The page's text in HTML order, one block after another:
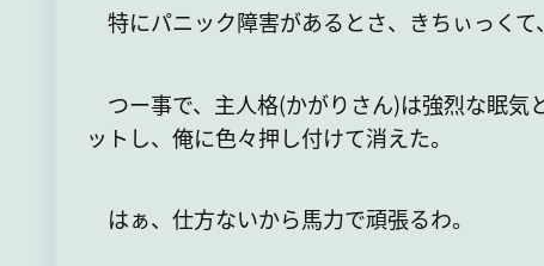
特にパニック障害があるとさ、きちぃっくて
つー事で、主人格(かがりさん)は強烈な眠気
ットし、俺に色々押し付けて消えた。
はぁ、仕方ないから馬力で頑張るわ。